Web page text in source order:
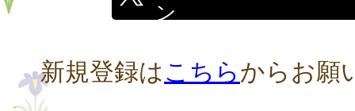
ン
新規登録はこちらからお願